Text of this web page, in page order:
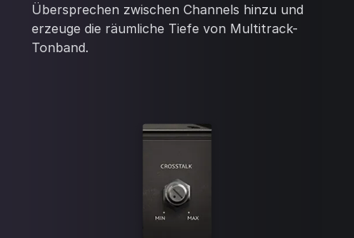
Übersprechen zwischen Channels hinzu und
erzeuge die räumliche Tiefe von Multitrack-
Tonband.